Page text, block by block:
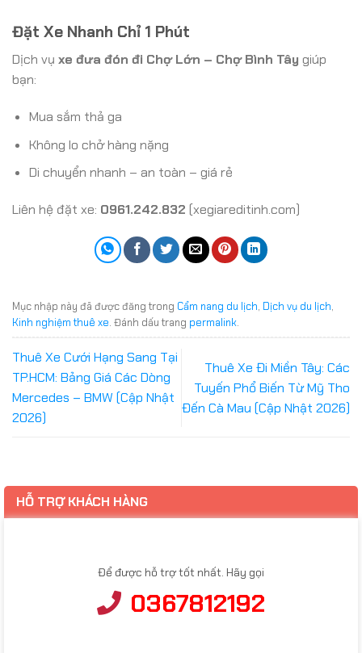
Đặt Xe Nhanh Chỉ 1 Phút
Dịch vụ xe đưa đón đi Chợ Lớn – Chợ Bình Tây giúp
bạn:
Mua sắm thả ga
Không lo chở hàng nặng
Di chuyển nhanh – an toàn – giá rẻ
Liên hệ đặt xe: 0961.242.832 (xegiareditinh.com)
Mục nhập này đã được đăng trong Cẩm nang du lịch Dịch vụ du lịch
Kinh nghiệm thuê xe . Đánh dấu trang permalink
Thuê Xe Cưới Hạng Sang Tại
TP.HCM: Bảng Giá Các Dòng
Mercedes – BMW (Cập Nhật
2026)
Thuê Xe Đi Miền Tây: Các
Tuyến Phổ Biến Từ Mỹ Tho
Đến Cà Mau (Cập Nhật 2026)
HỖ TRỢ KHÁCH HÀNG
Để được hỗ trợ tốt nhất. Hãy gọi
0367812192